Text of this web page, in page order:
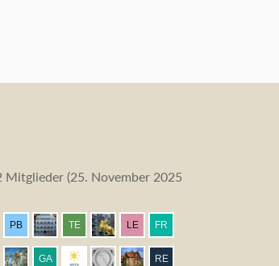
Mitglieder (25. November 2025